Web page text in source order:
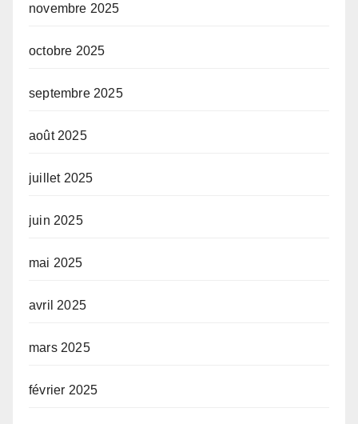
novembre 2025
octobre 2025
septembre 2025
août 2025
juillet 2025
juin 2025
mai 2025
avril 2025
mars 2025
février 2025